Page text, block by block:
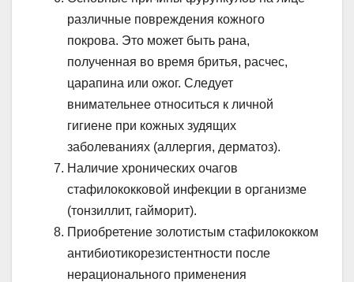
различные повреждения кожного
покрова. Это может быть рана,
полученная во время бритья, расчес,
царапина или ожог. Следует
внимательнее относиться к личной
гигиене при кожных зудящих
заболеваниях (аллергия, дерматоз).
Наличие хронических очагов
стафилококковой инфекции в организме
(тонзиллит, гайморит).
Приобретение золотистым стафилококком
антибиотикорезистентности после
нерационального применения